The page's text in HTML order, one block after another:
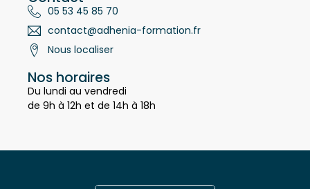
Contact
05 53 45 85 70
contact@adhenia-formation.fr
Nos horaires
Du lundi au vendredi